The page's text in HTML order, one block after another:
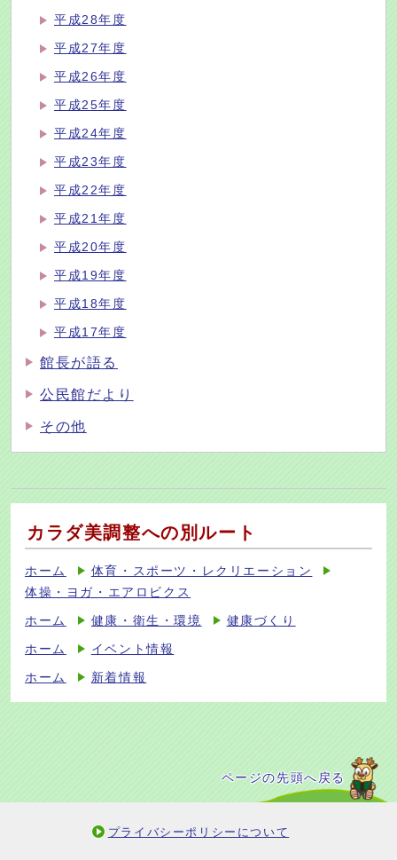
平成28年度
平成27年度
平成26年度
平成25年度
平成24年度
平成23年度
平成22年度
平成21年度
平成20年度
平成19年度
平成18年度
平成17年度
館長が語る
公民館だより
その他
カラダ美調整への別ルート
ホーム
体育・スポーツ・レクリエーション
体操・ヨガ・エアロビクス
ホーム 健康・衛生・環境 健康づくり
ホーム イベント情報
ホーム 新着情報
ページの先頭へ戻る
プライバシーポリシーについて